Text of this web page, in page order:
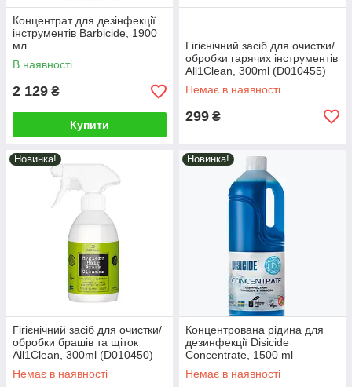
Концентрат для дезінфекції
інструментів Barbicide, 1900
мл
В наявності
2 129 ₴
Купити
Гігієнічний засіб для очистки/
обробки гарячих інструментів
All1Clean, 300ml (D010455)
Немає в наявності
299 ₴
Новинка!
Гігієнічний засіб для очистки/
обробки брашів та щіток
All1Clean, 300ml (D010450)
Немає в наявності
Новинка!
Концентрована рідина для
дезинфекції Disicide
Concentrate, 1500 ml
(D035002)
Немає в наявності